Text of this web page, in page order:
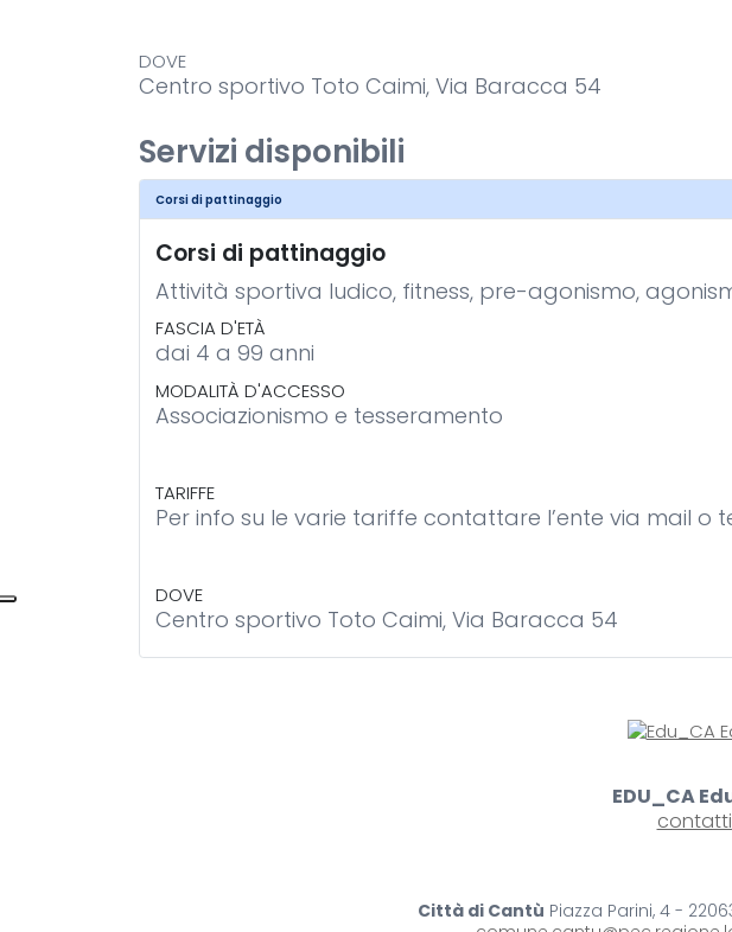
DOVE
Centro sportivo Toto Caimi, Via Baracca 54
Servizi disponibili
Corsi di pattinaggio
Corsi di pattinaggio
Attività sportiva ludico, fitness, pre-agonismo,
FASCIA D'ETÀ
dai 4 a 99 anni
MODALITÀ D'ACCESSO
Associazionismo e tesseramento
TARIFFE
Per info su le varie tariffe contattare l’ente via mail o
DOVE
Centro sportivo Toto Caimi, Via Baracca 54
EDU_CA
Città di Cantù Piazza Parini, 4 -